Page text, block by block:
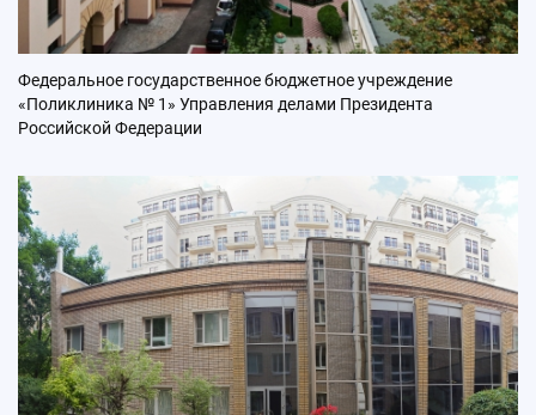
Федеральное государственное бюджетное учреждение
«Поликлиника № 1» Управления делами Президента
Российской Федерации